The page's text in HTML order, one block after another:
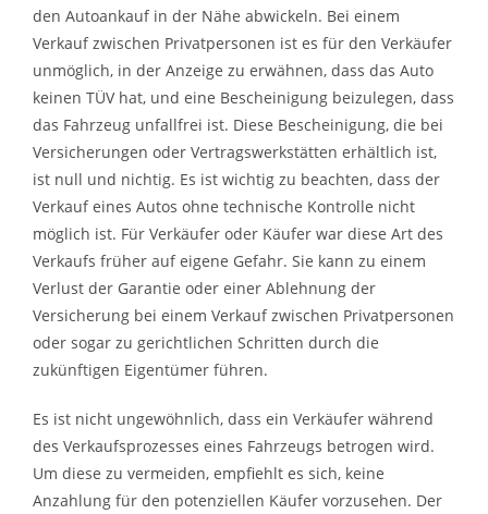
den Autoankauf in der Nähe abwickeln. Bei einem
Verkauf zwischen Privatpersonen ist es für den Verkäufer
unmöglich, in der Anzeige zu erwähnen, dass das Auto
keinen TÜV hat, und eine Bescheinigung beizulegen, dass
das Fahrzeug unfallfrei ist. Diese Bescheinigung, die bei
Versicherungen oder Vertragswerkstätten erhältlich ist,
ist null und nichtig. Es ist wichtig zu beachten, dass der
Verkauf eines Autos ohne technische Kontrolle nicht
möglich ist. Für Verkäufer oder Käufer war diese Art des
Verkaufs früher auf eigene Gefahr. Sie kann zu einem
Verlust der Garantie oder einer Ablehnung der
Versicherung bei einem Verkauf zwischen Privatpersonen
oder sogar zu gerichtlichen Schritten durch die
zukünftigen Eigentümer führen.
Es ist nicht ungewöhnlich, dass ein Verkäufer während
des Verkaufsprozesses eines Fahrzeugs betrogen wird.
Um diese zu vermeiden, empfiehlt es sich, keine
Anzahlung für den potenziellen Käufer vorzusehen. Der